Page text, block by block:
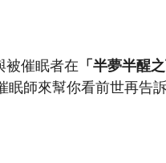
被催眠者在 「半夢半醒
師來幫你看前世再告